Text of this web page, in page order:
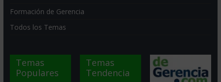
Formación de Gerencia
Todos los Temas
Temas
Populares
Temas
Tendencia